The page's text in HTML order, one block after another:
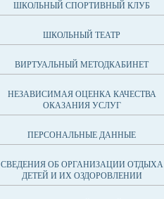
ШКОЛЬНЫЙ СПОРТИВНЫЙ КЛУБ
ШКОЛЬНЫЙ ТЕАТР
ВИРТУАЛЬНЫЙ МЕТОДКАБИНЕТ
НЕЗАВИСИМАЯ ОЦЕНКА КАЧЕСТВА
ОКАЗАНИЯ УСЛУГ
ПЕРСОНАЛЬНЫЕ ДАННЫЕ
СВЕДЕНИЯ ОБ ОРГАНИЗАЦИИ ОТДЫХА
ДЕТЕЙ И ИХ ОЗДОРОВЛЕНИИ